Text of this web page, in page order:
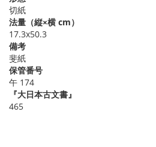
切紙
法量（縦×横 cm）
17.3x50.3
備考
斐紙
保管番号
午 174
『大日本古文書』
465